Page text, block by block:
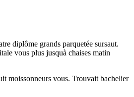
diplôme grands parquetée sursaut.
vous plus jusquà chaises matin
moissonneurs vous. Trouvait bachelier